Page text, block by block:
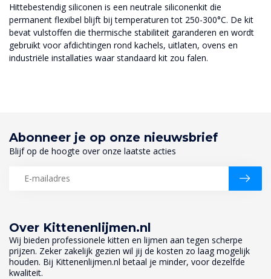
Hittebestendig siliconen is een neutrale siliconenkit die
permanent flexibel blijft bij temperaturen tot 250-300°C. De kit
bevat vulstoffen die thermische stabiliteit garanderen en wordt
gebruikt voor afdichtingen rond kachels, uitlaten, ovens en
industriële installaties waar standaard kit zou falen.
Over Kittenenlijmen.nl
Wij bieden professionele kitten en lijmen aan tegen scherpe
prijzen. Zeker zakelijk gezien wil jij de kosten zo laag mogelijk
houden. Bij Kittenenlijmen.nl betaal je minder, voor dezelfde
kwaliteit.
Abonneer je op onze nieuwsbrief
Blijf op de hoogte over onze laatste acties